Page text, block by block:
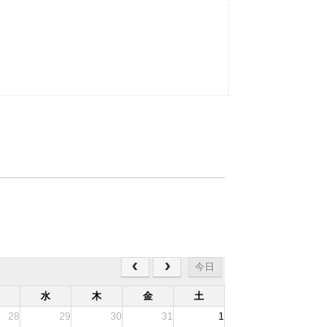
今日
水 木 金
土
28 29 30 31 1